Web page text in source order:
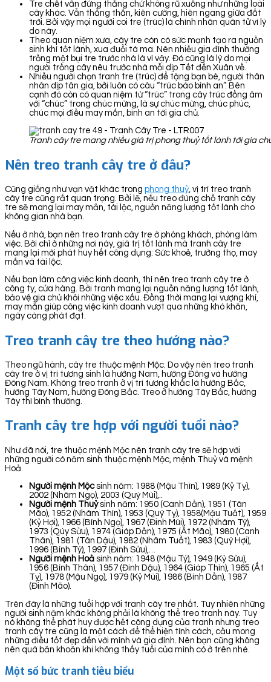
Tre chết vẫn đứng thẳng chứ không rũ xuống như những loài
cây khác. Vẫn thẳng thắn, kiên cường, hiên ngang giữa đất
trời. Bởi vậy mọi người coi tre (trúc) là chính nhân quân tử vì lý
do này.
Theo quan niệm xưa, cây tre còn có sức mạnh tạo ra nguồn
sinh khí tốt lành, xua đuổi tà ma. Nên nhiều gia đình thường
trồng một bụi tre trước nhà là vì vậy. Đó cũng là lý do mọi
người trồng cây nêu trước nhà mỗi dịp Tết đến Xuân về.
Nhiều người chọn tranh tre (trúc) để tặng bạn bè, người thân
nhân dịp tân gia, bởi luôn có câu “trúc báo bình an”. Bên
cạnh đó còn có quan niệm từ “trúc” trong cây trúc đồng âm
với “chúc” trong chúc mừng, là sự chúc mừng, chúc phúc,
chúc mọi điều may mắn, bình an tới gia chủ.
Tranh cây tre mang nhiều giá trị phong thuỷ tốt lành tới gia
Nên treo tranh cây tre ở đâu?
Cũng giống như vạn vật khác trong phong thuỷ , vị trí treo tranh
cây tre cũng rất quan trọng. Bởi lẽ, nếu treo đúng chỗ tranh cây
tre sẽ mang lại may mắn, tài lộc, nguồn năng lượng tốt lành cho
không gian nhà bạn.
Nếu ở nhà, bạn nên treo tranh cây tre ở phòng khách, phòng làm
việc. Bởi chỉ ở những nơi này, giá trị tốt lành mà tranh cây tre
mang lại mới phát huy hết công dụng: Sức khoẻ, trường thọ, may
mắn và tài lộc.
Nếu bạn làm công việc kinh doanh, thì nên treo tranh cây tre ở
công ty, cửa hàng. Bởi tranh mang lại nguồn năng lượng tốt lành,
bảo vệ gia chủ khỏi những việc xấu. Đồng thời mang lại vượng khí,
may mắn giúp công việc kinh doanh vượt qua những khó khăn,
ngày càng phát đạt.
Treo tranh cây tre theo hướng nào?
Theo ngũ hành, cây tre thuộc mệnh Mộc. Do vậy nên treo tranh
cây tre ở vị trí tương sinh là hướng Nam, hướng Đông và hướng
Đông Nam. Không treo tranh ở vị trí tương khắc là hướng Bắc,
hướng Tây Nam, hướng Đông Bắc. Treo ở hướng Tây Bắc, hướng
Tây thì bình thường.
Tranh cây tre hợp với người tuổi nào?
Như đã nói, tre thuộc mệnh Mộc nên tranh cây tre sẽ hợp với
những người có năm sinh thuộc mệnh Mộc, mệnh Thuỷ và mệnh
Hoả
Người mệnh Mộcsinh năm: 1988 (Mậu Thìn), 1989 (Kỷ Tỵ),
2002 (Nhâm Ngọ), 2003 (Quý Mùi),..
Người mệnh Thuỷsinh năm: 1950 (Canh Dần), 1951 (Tân
Mão), 1952 (Nhâm Thìn), 1953 (Quý Tỵ), 1958(Mậu Tuất), 1959
(Kỷ Hợi), 1966 (Bính Ngọ), 1967 (Đinh Mùi), 1972 (Nhâm Tý),
1973 (Qúy Sửu), 1974 (Giáp Dần), 1975 (Ất Mão), 1980 (Canh
Thân), 1981 (Tân Dậu), 1982 (Nhâm Tuất), 1983 (Quý Hợi),
1996 (Bính Tý), 1997 (Đinh Sửu),…
Người mệnh Hoả sinh năm: 1948 (Mậu Tý), 1949 (Kỷ Sửu),
1956 (Bính Thân), 1957 (Đinh Dậu), 1964 (Giáp Thìn), 1965 (Ất
Tỵ), 1978 (Mậu Ngọ), 1979 (Kỷ Mùi), 1986 (Bính Dần), 1987
(Đinh Mão).
Trên đây là những tuổi hợp với tranh cây tre nhất. Tuy nhiên những
người sinh năm khác không phải là không thể treo tranh này. Tuy
nó không thể phát huy được hết công dụng của tranh nhưng treo
tranh cây tre cũng là một cách để thể hiện tính cách, cầu mong
những điều tốt đẹp đến với mình và gia đình. Nên bạn cũng không
nên quá băn khoăn khi không thấy tuổi của mình có ở trên nhé.
Một số bức tranh tiêu biểu